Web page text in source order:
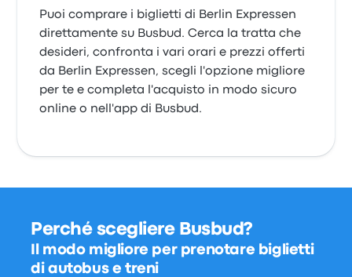
Puoi comprare i biglietti di Berlin Expressen
direttamente su Busbud. Cerca la tratta che
desideri, confronta i vari orari e prezzi offerti
da Berlin Expressen, scegli l'opzione migliore
per te e completa l'acquisto in modo sicuro
online o nell'app di Busbud.
Perché scegliere Busbud?
Il modo migliore per prenotare biglietti
di autobus e treni